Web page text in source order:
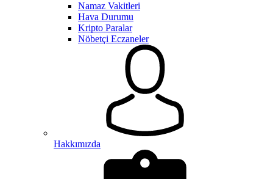
Namaz Vakitleri
Hava Durumu
Kripto Paralar
Nöbetçi Eczaneler
Hakkımızda